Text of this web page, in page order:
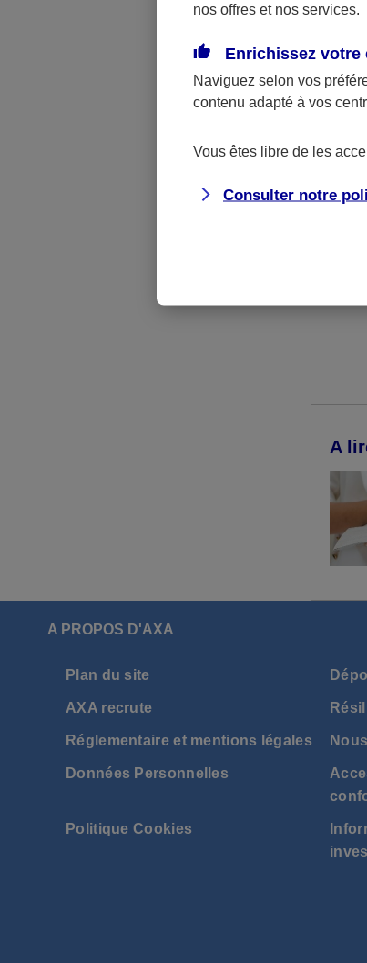
A
A PROPOS D'AXA
Plan du site
AXA recrute
Réglementaire et mentions légales
Données Personnelles
Politique Cookies
nos offres et nos services.
Enrichissez votre
Naviguez selon vos
contenu adapté à vos
Vous êtes libre de les
Consulter notre